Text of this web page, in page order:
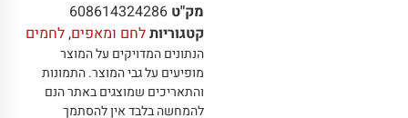
מק"ט 608614324286
קטגוריותלחם ומאפים,לחמים
הנתונים המדויקים על המוצר
מופיעים על גבי המוצר.התמונות
והתאריכים שמוצגים באתר הנם
להמחשה בלבד אין להסתמך